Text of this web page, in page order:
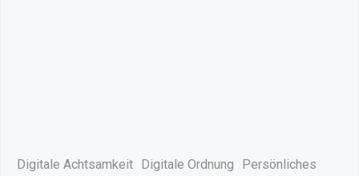
Digitale Achtsamkeit Digitale Ordnung
Persönliches